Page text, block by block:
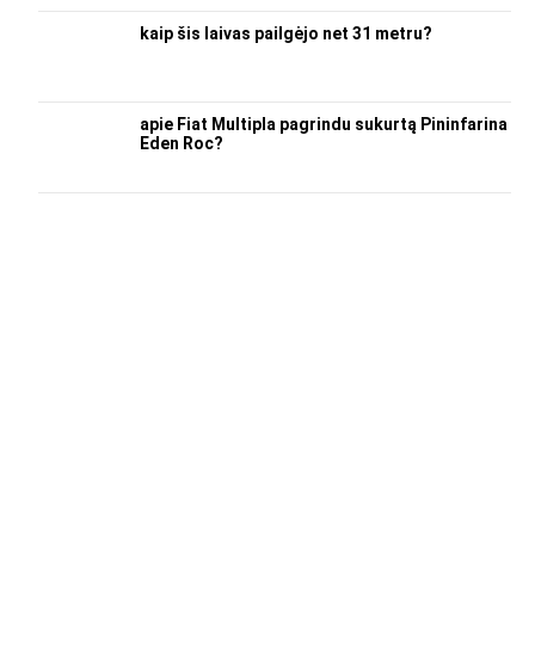
kaip šis laivas pailgėjo net 31 metru?
apie Fiat Multipla pagrindu sukurtą Pininfarina
Eden Roc?